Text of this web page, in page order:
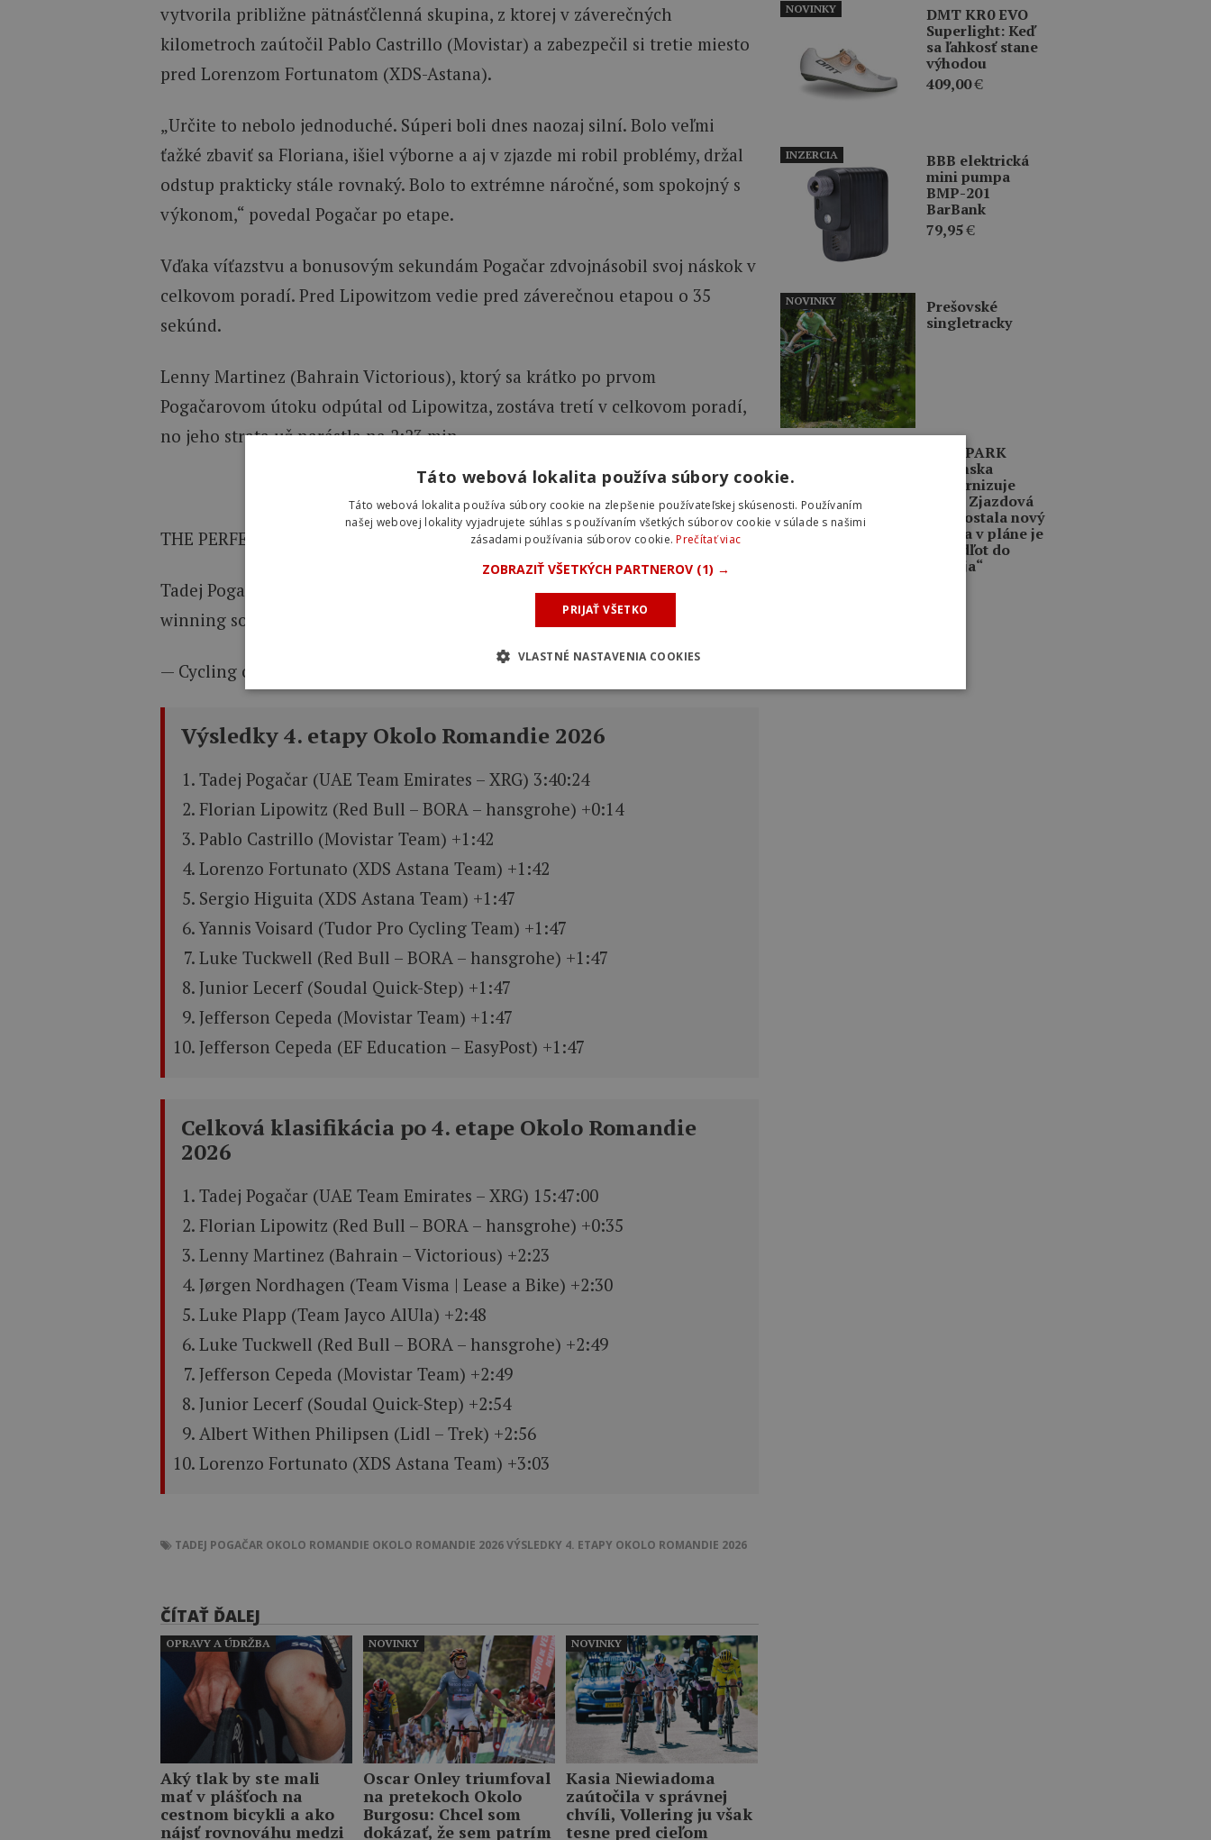
vytvorila približne pätnásťčlenná skupina, z ktorej v záverečných
kilometroch zaútočil Pablo Castrillo (Movistar) a zabezpečil si tretie miesto
pred Lorenzom Fortunatom (XDS-Astana).
„Určite to nebolo jednoduché. Súperi boli dnes naozaj silní. Bolo veľmi
ťažké zbaviť sa Floriana, išiel výborne a aj v zjazde mi robil problémy, držal
odstup prakticky stále rovnaký. Bolo to extrémne náročné, som spokojný s
výkonom,“ povedal Pogačar po etape.
Vďaka víťazstvu a bonusovým sekundám Pogačar zdvojnásobil svoj náskok v
celkovom poradí. Pred Lipowitzom vedie pred záverečnou etapou o 35
sekúnd.
Lenny Martinez (Bahrain Victorious), ktorý sa krátko po prvom
Pogačarovom útoku odpútal od Lipowitza, zostáva tretí v celkovom poradí,
no jeho strata už narástla na 2:23 min.
VIDEO: Záver 4. etapy Okolo Romandie 2026
THE PERFECT HAT-TRICK
Tadej Pogacar seals his third stage in at the Tour de Romandie, this time
winning solo after dominating the final climb!
pic.twitter.com/HolDyay3Tj
— Cycling on TNT Sports (@cyclingontnt) May 2, 2026
Výsledky 4. etapy Okolo Romandie 2026
Tadej Pogačar (UAE Team Emirates – XRG) 3:40:24
Florian Lipowitz (Red Bull – BORA – hansgrohe) +0:14
Pablo Castrillo (Movistar Team) +1:42
Lorenzo Fortunato (XDS Astana Team) +1:42
Sergio Higuita (XDS Astana Team) +1:47
Yannis Voisard (Tudor Pro Cycling Team) +1:47
Luke Tuckwell (Red Bull – BORA – hansgrohe) +1:47
Junior Lecerf (Soudal Quick-Step) +1:47
Jefferson Cepeda (Movistar Team) +1:47
Jefferson Cepeda (EF Education – EasyPost) +1:47
Celková klasifikácia po 4. etape Okolo Romandie
2026
Tadej Pogačar (UAE Team Emirates – XRG) 15:47:00
Florian Lipowitz (Red Bull – BORA – hansgrohe) +0:35
Lenny Martinez (Bahrain – Victorious) +2:23
Jørgen Nordhagen (Team Visma | Lease a Bike) +2:30
Luke Plapp (Team Jayco AlUla) +2:48
Luke Tuckwell (Red Bull – BORA – hansgrohe) +2:49
Jefferson Cepeda (Movistar Team) +2:49
Junior Lecerf (Soudal Quick-Step) +2:54
Albert Withen Philipsen (Lidl – Trek) +2:56
Lorenzo Fortunato (XDS Astana Team) +3:03
TADEJ POGAČAR OKOLO ROMANDIE OKOLO ROMANDIE 2026VÝSLEDKY 4. ETAPY OKOLO ROMANDIE 2026
ČÍTAŤ ĎALEJ
Aký tlak by ste mali
mať v plášťoch na
cestnom bicykli a ako
nájsť rovnováhu medzi
OPRAVY A ÚDRŽBA
Oscar Onley triumfoval
na pretekoch Okolo
Burgosu: Chcel som
dokázať, že sem patrím
NOVINKY
Kasia Niewiadoma
zaútočila v správnej
chvíli, Vollering ju však
tesne pred cieľom
NOVINKY
DMT KR0 EVO
Superlight: Keď
sa ľahkosť stane
výhodou
409,00€
NOVINKY
BBB elektrická
mini pumpa
BMP-201
BarBank
79,95€
INZERCIA
Prešovské
singletracky
NOVINKY
BIKE PARK
Kubínska
modernizuje
traily. Zjazdová
trať dostala nový
život a v pláne je
aj „Odľot do
Dubaja“
Táto webová lokalita používa súbory cookie.
Táto webová lokalita používa súbory cookie na zlepšenie používateľskej skúsenosti. Používaním
našej webovej lokality vyjadrujete súhlas s používaním všetkých súborov cookie v súlade s našimi
zásadami používania súborov cookie.Prečítať viac
ZOBRAZIŤ VŠETKÝCH PARTNEROV (1) →
PRIJAŤ VŠETKO
VLASTNÉ NASTAVENIA COOKIES